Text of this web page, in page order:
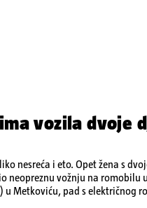
vozila dvoje
nesreća i eto. Opet žena s
neopreznu vožnju na romobilu
u Metkoviću, pad s električnog